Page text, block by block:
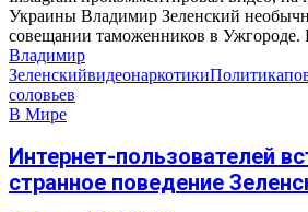
Украины Владимир Зеленский
совещании таможенников в Ужгороде.
Владимир
ЗеленскийвидеонаркотикиПолитика
соловьев
В Мире
Интернет-пользователей
странное поведение